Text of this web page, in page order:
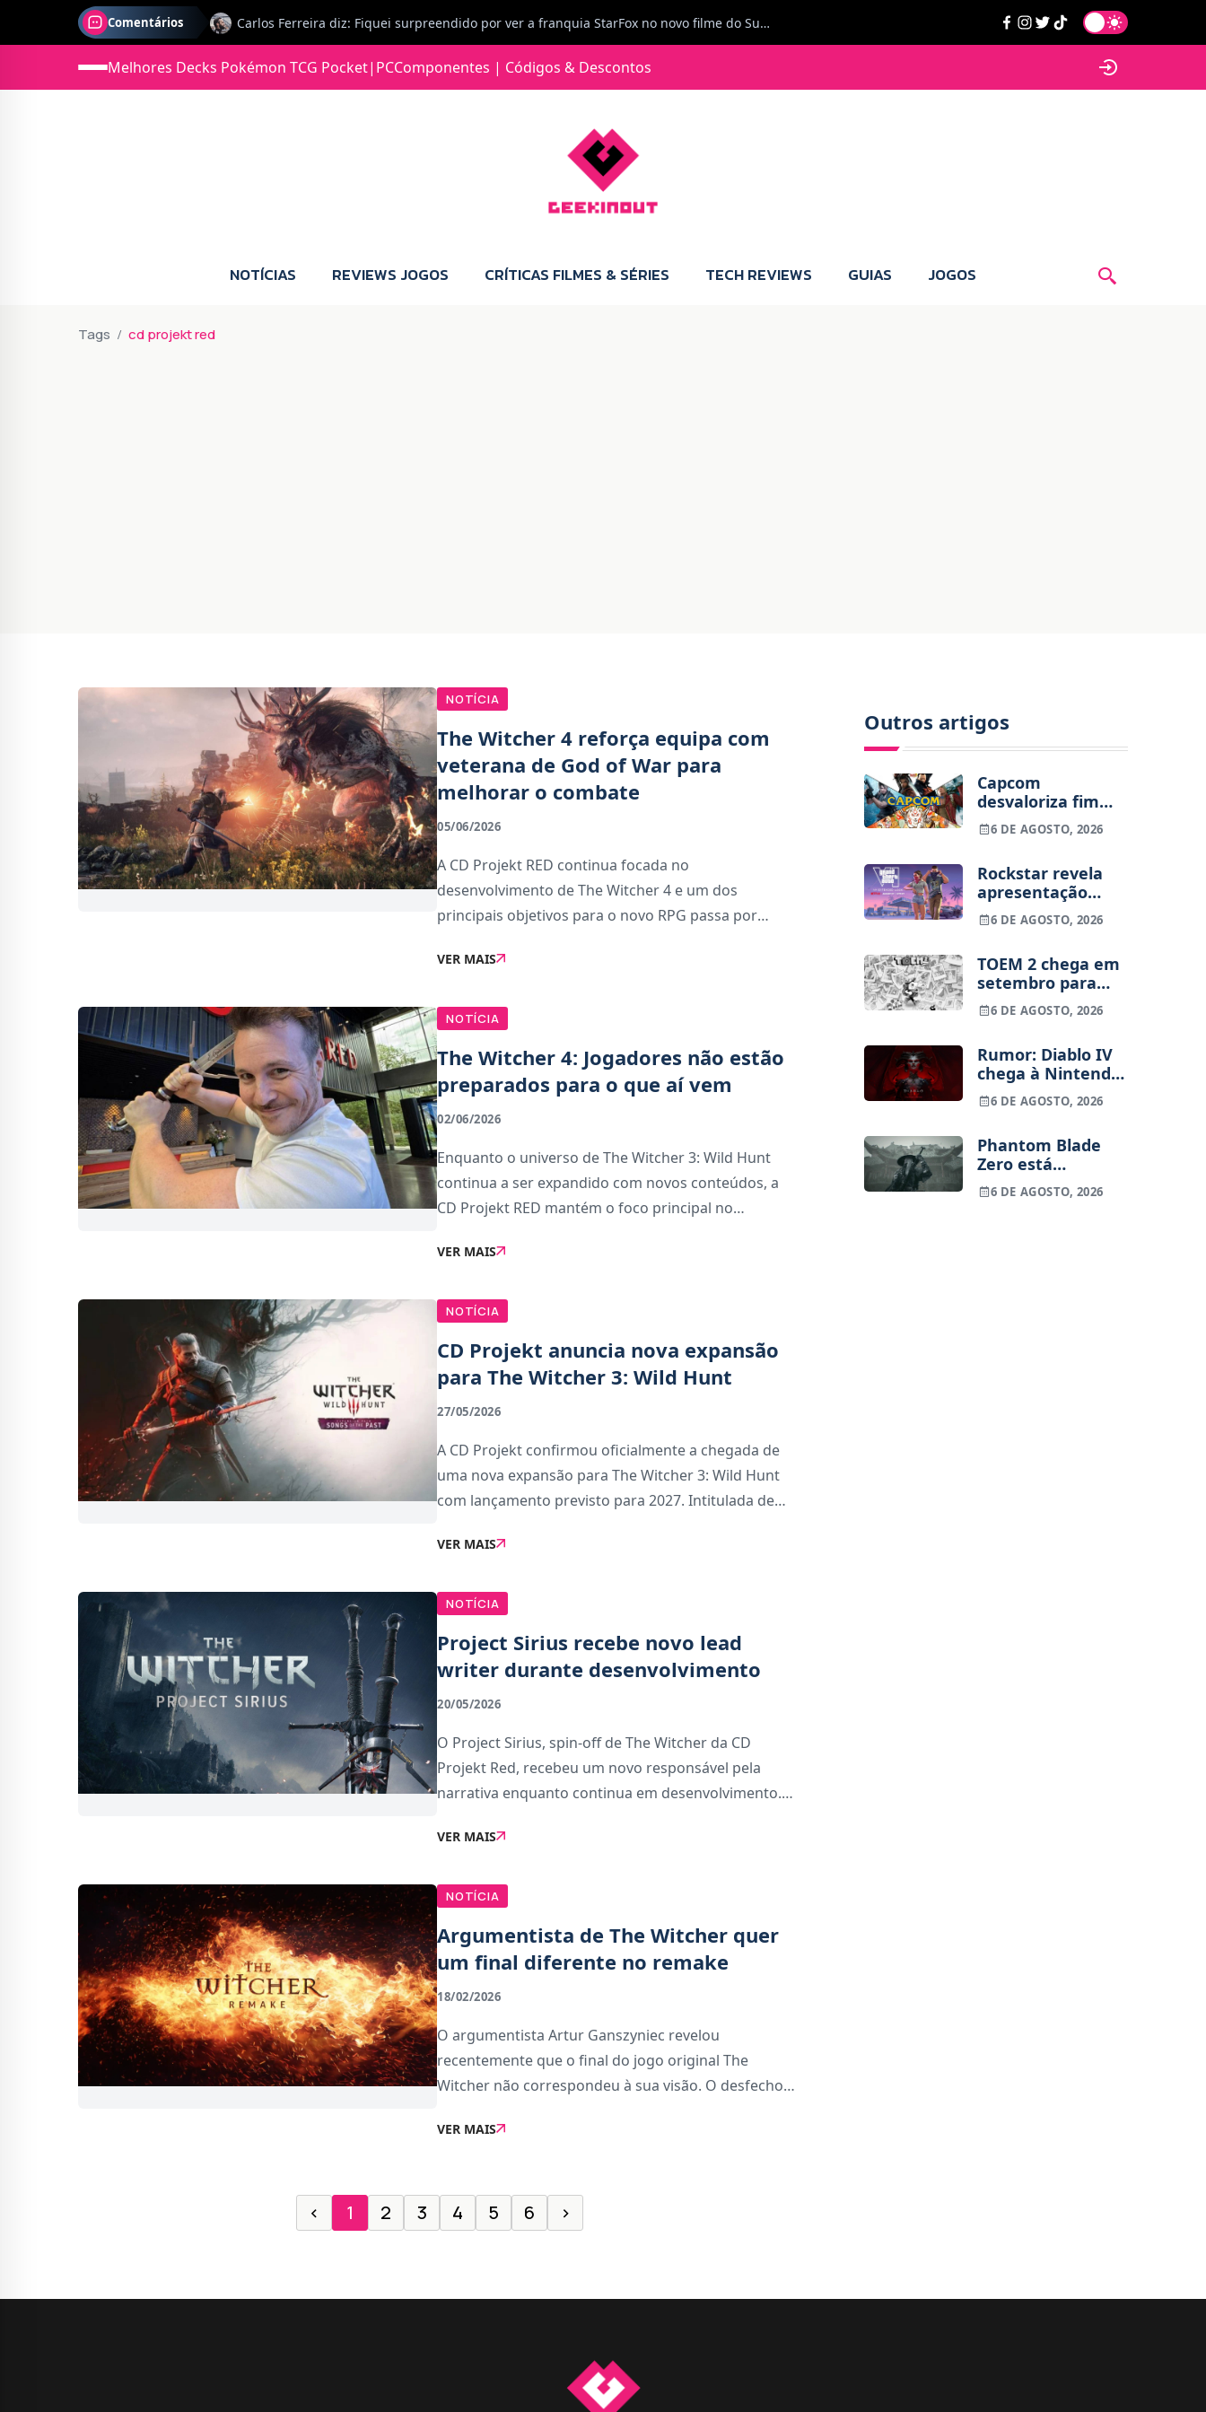
Comentários
Jonas diz: Estou seriamente com vontade para comprar para a Switch 2 :P
Melhores Decks Pokémon TCG Pocket| PCComponentes | Códigos & Descontos
NOTÍCIAS REVIEWS JOGOS CRÍTICAS FILMES & SÉRIES TECH REVIEWS GUIAS JOGOS
Tags cd projekt red
NOTÍCIA
The Witcher 4 reforça equipa com
veterana de God of War para
melhorar o combate
05/06/2026
A CD Projekt RED continua focada no
desenvolvimento de The Witcher 4 e um dos
principais objetivos para o novo RPG passa por
combate. O estúdio pretende oferecer confrontos
VER MAIS
NOTÍCIA
The Witcher 4: Jogadores não estão
preparados para o que aí vem
02/06/2026
Enquanto o universo de The Witcher 3: Wild Hunt
continua a ser expandido com novos conteúdos, a
CD Projekt RED mantém o foco principal no
aguardados dos próximos anos.A expectativa em
VER MAIS
NOTÍCIA
CD Projekt anuncia nova expansão
para The Witcher 3: Wild Hunt
27/05/2026
A CD Projekt confirmou oficialmente a chegada de
uma nova expansão para The Witcher 3: Wild Hunt
com lançamento previsto para 2027. Intitulada de
regresso de Geralt de Rivia numa nova aventura e
VER MAIS
NOTÍCIA
Project Sirius recebe novo lead
writer durante desenvolvimento
20/05/2026
O Project Sirius, spin-off de The Witcher da CD
Projekt Red, recebeu um novo responsável pela
narrativa enquanto continua em desenvolvimento.O
narrativo da Bungie, onde trabalhou em Destiny 2 e
VER MAIS
NOTÍCIA
Argumentista de The Witcher quer
um final diferente no remake
18/02/2026
O argumentista Artur Ganszyniec revelou
recentemente que o final do jogo original The
Witcher não correspondeu à sua visão. O desfecho
Witcher 2, foi decidido pela direção sem informar os
VER MAIS
‹ 1 2 3 4 5 6 ›
Outros artigos
Capcom
desvaloriza fim
dos jogos físicos
na PlayStation
6 DE AGOSTO, 2026
Rockstar revela
apresentação
alargada de GTA
VI para 27 de
6 DE AGOSTO, 2026
TOEM 2 chega em
setembro para
PS5, Switch e PC
6 DE AGOSTO, 2026
Rumor: Diablo IV
chega à Nintendo
Switch 2 em
setembro e vai
um jogo novo
6 DE AGOSTO, 2026
Phantom Blade
Zero está
terminado, pré-
vendas começam
6 DE AGOSTO, 2026